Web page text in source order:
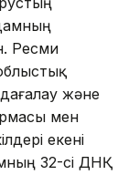
Ресми
және
мен
екені
32-сі ДНҚ